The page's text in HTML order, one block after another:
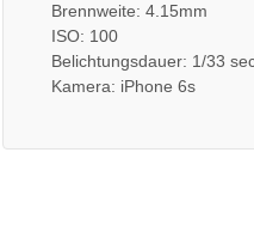
Brennweite: 4.15mm
ISO: 100
Belichtungsdauer: 1/33
Kamera: iPhone 6s